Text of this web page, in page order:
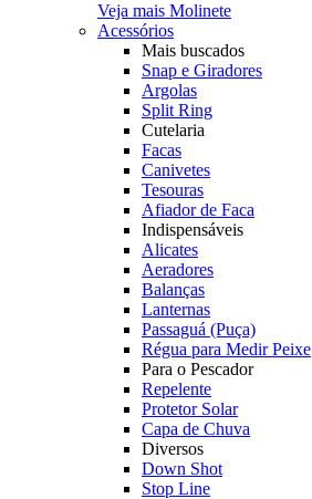
Veja mais Molinete
Acessórios
Mais buscados
Snap e Giradores
Argolas
Split Ring
Cutelaria
Facas
Canivetes
Tesouras
Afiador de Faca
Indispensáveis
Alicates
Aeradores
Balanças
Lanternas
Passaguá (Puça)
Régua para Medir Peixe
Para o Pescador
Repelente
Protetor Solar
Capa de Chuva
Diversos
Down Shot
Stop Line